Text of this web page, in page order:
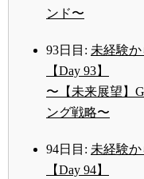
ンド〜
93日目: 未経験
【Day 93】
〜【未来展望】
ング戦略〜
94日目: 未経験
【Day 94】